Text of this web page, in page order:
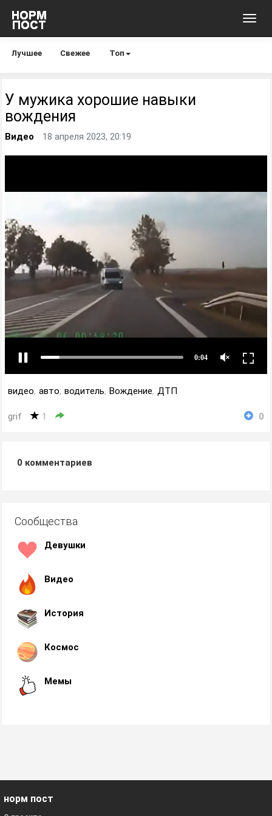
Лучшее Свежее Топ
У мужика хорошие навыки
вождения
Видео 18 апреля 2023, 20:19
видео, авто, водитель, Вождение, ДТП
grif 1 0
0 комментариев
Сообщества
Девушки
Видео
История
Космос
Мемы
норм пост